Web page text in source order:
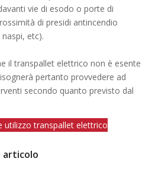
vie di esodo o porte di
di presidi antincendio
etc).
il transpallet elettrico non è esente
pertanto provvedere ad
secondo quanto previsto dal
utilizzo transpallet elettrico
articolo